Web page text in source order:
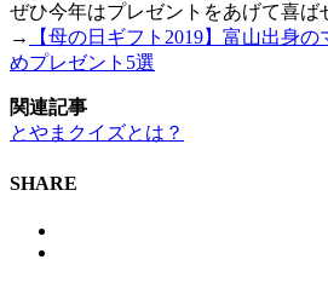
ぜひ今年はプレゼントをあげて喜ば
→
【母の日ギフト2019】富山出身
めプレゼント5選
関連記事
とやまクイズとは？
SHARE